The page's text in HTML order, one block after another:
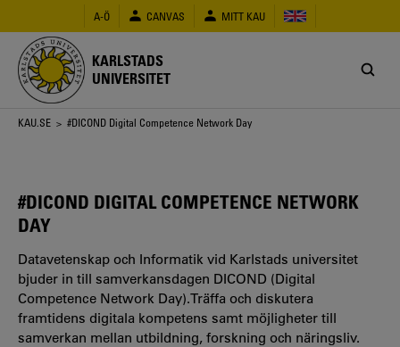
huvudinnehåll
A-Ö CANVAS MITT KAU
KARLSTADS
UNIVERSITET
Länkstig
KAU.SE > #DICOND Digital Competence Network Day
#DICOND DIGITAL COMPETENCE NETWORK
DAY
Datavetenskap och Informatik vid Karlstads universitet
bjuder in till samverkansdagen DICOND (Digital
Competence Network Day).Träffa och diskutera
framtidens digitala kompetens samt möjligheter till
samverkan mellan utbildning, forskning och näringsliv.